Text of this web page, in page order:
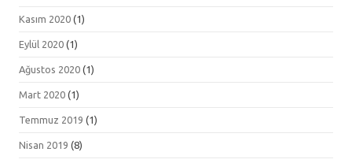
Kasım 2020 (1)
Eylül 2020 (1)
Ağustos 2020 (1)
Mart 2020 (1)
Temmuz 2019 (1)
Nisan 2019 (8)